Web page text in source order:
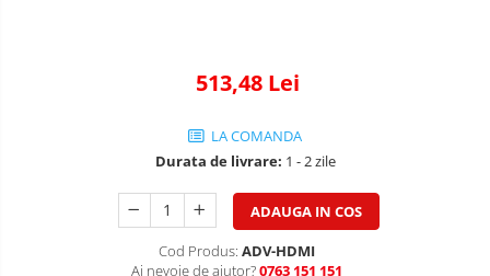
513,48 Lei
LA COMANDA
Durata de livrare: 1 - 2 zile
ADAUGA IN COS
Cod Produs: ADV-HDMI
Ai nevoie de ajutor?0763 151 151